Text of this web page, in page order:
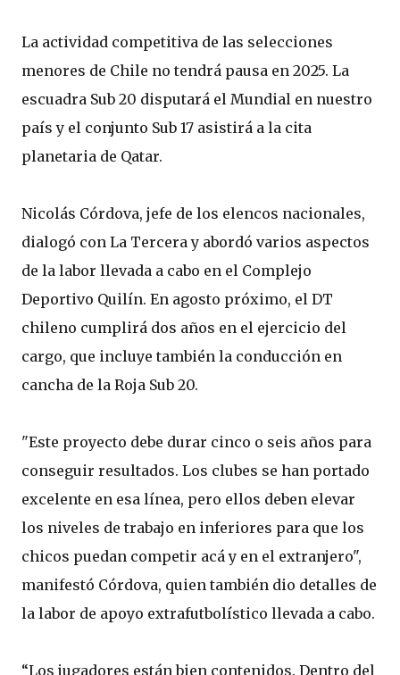
La actividad competitiva de las selecciones
menores de Chile no tendrá pausa en 2025. La
escuadra Sub 20 disputará el Mundial en nuestro
país y el conjunto Sub 17 asistirá a la cita
planetaria de Qatar.
Nicolás Córdova, jefe de los elencos nacionales,
dialogó con La Tercera y abordó varios aspectos
de la labor llevada a cabo en el Complejo
Deportivo Quilín. En agosto próximo, el DT
chileno cumplirá dos años en el ejercicio del
cargo, que incluye también la conducción en
cancha de la Roja Sub 20.
"Este proyecto debe durar cinco o seis años para
conseguir resultados. Los clubes se han portado
excelente en esa línea, pero ellos deben elevar
los niveles de trabajo en inferiores para que los
chicos puedan competir acá y en el extranjero",
manifestó Córdova, quien también dio detalles de
la labor de apoyo extrafutbolístico llevada a cabo.
“Los jugadores están bien contenidos. Dentro del